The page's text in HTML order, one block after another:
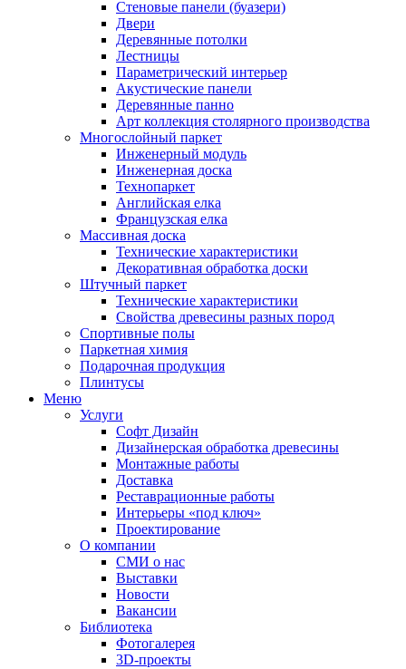
Стеновые панели (буазери)
Двери
Деревянные потолки
Лестницы
Параметрический интерьер
Акустические панели
Деревянные панно
Арт коллекция столярного производства
Многослойный паркет
Инженерный модуль
Инженерная доска
Технопаркет
Английская елка
Французская елка
Массивная доска
Технические характеристики
Декоративная обработка доски
Штучный паркет
Технические характеристики
Свойства древесины разных пород
Спортивные полы
Паркетная химия
Подарочная продукция
Плинтусы
Меню
Услуги
Софт Дизайн
Дизайнерская обработка древесины
Монтажные работы
Доставка
Реставрационные работы
Интерьеры «под ключ»
Проектирование
О компании
СМИ о нас
Выставки
Новости
Вакансии
Библиотека
Фотогалерея
3D-проекты